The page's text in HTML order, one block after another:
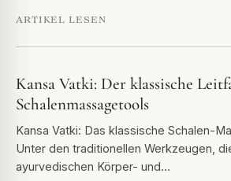
ARTIKEL LESEN
Kansa Vatki: Der klassische
Schalenmassagetools
Kansa Vatki: Das klassische Schalen-
Unter den traditionellen Werkzeugen,
ayurvedischen Körper- und…